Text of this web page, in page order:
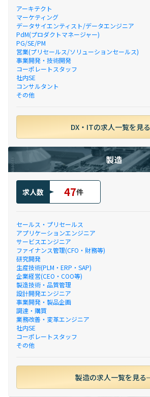
アーキテクト
マーケティング
データサイエンティスト/データエンジニア
PdM(プロダクトマネージャー)
PG/SE/PM
営業(プリセールス/ソリューションセールス)
事業開発・技術開発
コーポレートスタッフ
社内SE
コンサルタント
その他
DX・ITの求人一覧を見る
製造
求人数 47件
セールス・プリセールス
アプリケーションエンジニア
サービスエンジニア
ファイナンス管理(CFO・財務等)
研究開発
生産技術(PLM・ERP・SAP)
企業経営(CEO・COO等)
製造技術・品質管理
設計開発エンジニア
事業開発・製品企画
調達・購買
業務改善・変革エンジニア
社内SE
コーポレートスタッフ
その他
製造の求人一覧を見る